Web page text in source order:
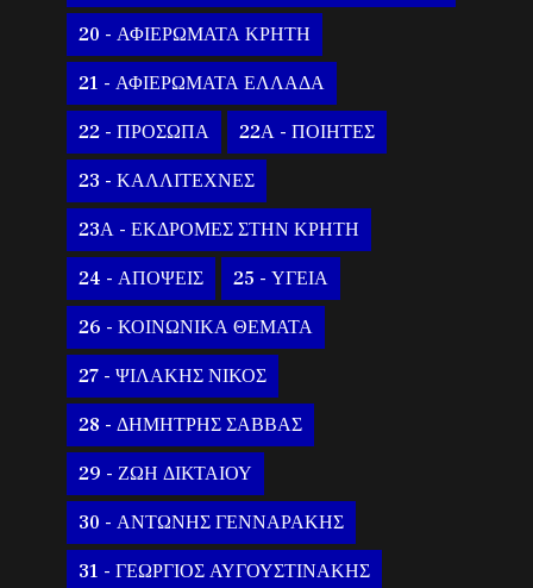
20 - ΑΦΙΕΡΩΜΑΤΑ ΚΡΗΤΗ
21 - ΑΦΙΕΡΩΜΑΤΑ ΕΛΛΑΔΑ
22 - ΠΡΟΣΩΠΑ 22Α - ΠΟΙΗΤΕΣ
23 - ΚΑΛΛΙΤΕΧΝΕΣ
23Α - ΕΚΔΡΟΜΕΣ ΣΤΗΝ ΚΡΗΤΗ
24 - ΑΠΟΨΕΙΣ 25 - ΥΓΕΙΑ
26 - ΚΟΙΝΩΝΙΚΑ ΘΕΜΑΤΑ
27 - ΨΙΛΑΚΗΣ ΝΙΚΟΣ
28 - ΔΗΜΗΤΡΗΣ ΣΑΒΒΑΣ
29 - ΖΩΗ ΔΙΚΤΑΙΟΥ
30 - ΑΝΤΩΝΗΣ ΓΕΝΝΑΡΑΚΗΣ
31 - ΓΕΩΡΓΙΟΣ ΑΥΓΟΥΣΤΙΝΑΚΗΣ